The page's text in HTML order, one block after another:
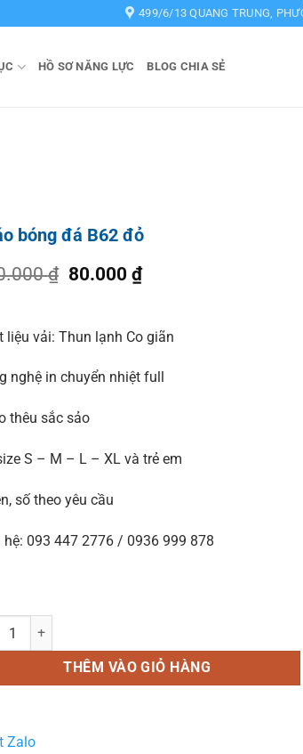
499/6/13 QUANG TRUNG,
HỒ SƠ NĂNG LỰC BLOG CHIA SẺ
bóng đá B62 đỏ
₫ Giá
110.000 ₫.
80.000₫Giá
là:
80.000 ₫.
liệu vải: Thun lạnh Co giãn
nghệ in chuyển nhiệt full
thêu sắc sảo
S – M – L – XL và trẻ em
số theo yêu cầu
hệ: 093 447 2776 / 0936 999 878
bóng đá B62 đỏ số lượng
THÊM VÀO GIỎ HÀNG
Zalo